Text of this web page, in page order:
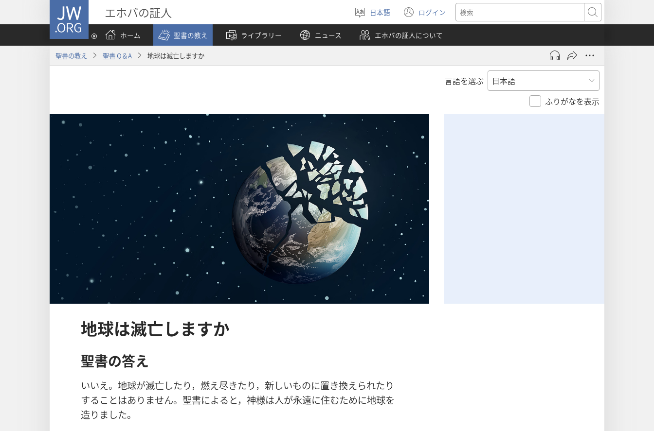
JW.ORG エホバの証人
言
語
を
選
日本語 ログイン
（新
し
い
タ
で
検
索
ホーム
聖書の教え ライブラリー ニュース エホバの証人について
聖書の教え 聖書 Q＆A 地球は滅亡しますか
言語を選ぶ
ふりがなを表示
地球は滅亡しますか
聖書の答え
いいえ。 地球が滅亡したり， 燃え尽きたり， 新しいものに置き換えられたり
することはありません。 聖書によると， 神様は人が永遠に住むために地球を
造りました。